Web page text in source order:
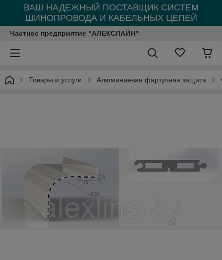
ВАШ НАДЕЖНЫЙ ПОСТАВЩИК СИСТЕМ
ШИНОПРОВОДА И КАБЕЛЬНЫХ ЦЕПЕЙ
Частное предприятие "АЛЕКСЛАЙН"
Товары и услуги Алюминиевая фартучная защита